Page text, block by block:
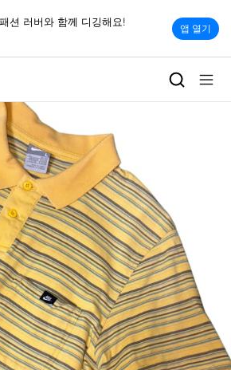
션 러버와 함께 디깅해요!
앱 열기